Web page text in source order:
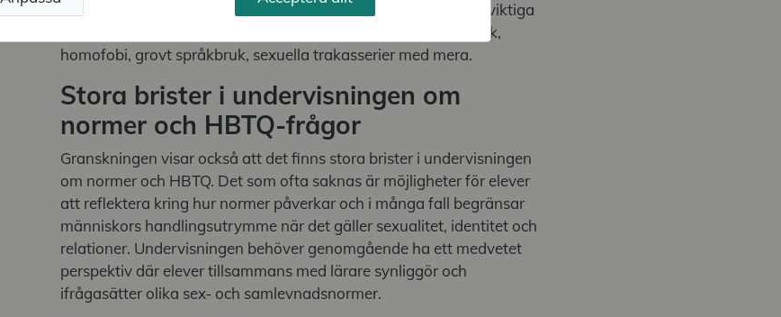
en risk att undervisningen missar diskussioner som är särskilt viktiga
för eleverna, såsom till exempel frågor kring hedersproblematik,
homofobi, grovt språkbruk, sexuella trakasserier med mera.
Stora brister i undervisningen om
normer och HBTQ-frågor
Granskningen visar också att det finns stora brister i undervisningen
om normer och HBTQ. Det som ofta saknas är möjligheter för elever
att reflektera kring hur normer påverkar och i många fall begränsar
människors handlingsutrymme när det gäller sexualitet, identitet och
relationer. Undervisningen behöver genomgående ha ett medvetet
perspektiv där elever tillsammans med lärare synliggör och
ifrågasätter olika sex- och samlevnadsnormer.